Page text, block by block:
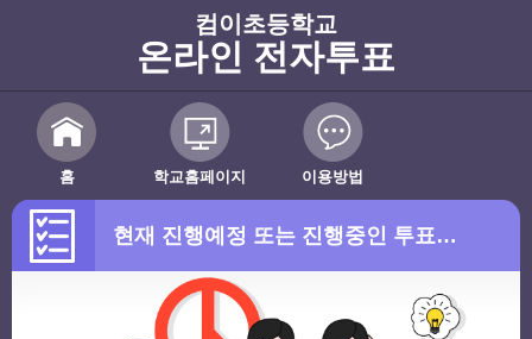
컴이초등학교
온라인 전자투표
홈 학교홈페이지 이용방법
현재 진행예정 또는 진행중인 투표가 없습니다.